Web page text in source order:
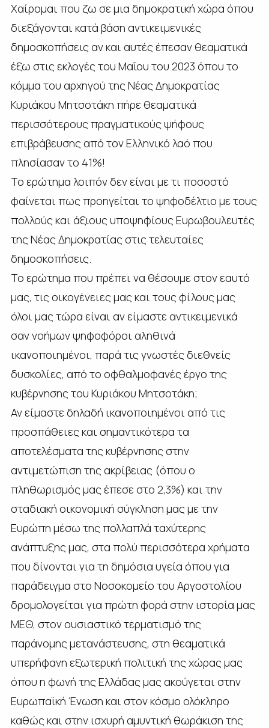
Χαίρομαι που ζω σε μια δημοκρατική χώρα όπου
διεξάγονται κατά βάση αντικειμενικές
δημοσκοπήσεις αν και αυτές έπεσαν θεαματικά
έξω στις εκλογές του Μαΐου του 2023 όπου το
κόμμα του αρχηγού της Νέας Δημοκρατίας
Κυριάκου Μητσοτάκη πήρε θεαματικά
περισσότερους πραγματικούς ψήφους
επιβράβευσης από τον Ελληνικό λαό που
πλησίασαν το 41%!
Το ερώτημα λοιπόν δεν είναι με τι ποσοστό
φαίνεται πως προηγείται το ψηφοδέλτιο με τους
πολλούς και άξιους υποψηφίους Ευρωβουλευτές
της Νέας Δημοκρατίας στις τελευταίες
δημοσκοπήσεις.
Το ερώτημα που πρέπει να θέσουμε στον εαυτό
μας, τις οικογένειες μας και τους φίλους μας
όλοι μας τώρα είναι αν είμαστε αντικειμενικά
σαν νοήμων ψηφοφόροι αληθινά
ικανοποιημένοι, παρά τις γνωστές διεθνείς
δυσκολίες, από το οφθαλμοφανές έργο της
κυβέρνησης του Κυριάκου Μητσοτάκη;
Αν είμαστε δηλαδή ικανοποιημένοι από τις
προσπάθειες και σημαντικότερα τα
αποτελέσματα της κυβέρνησης στην
αντιμετώπιση της ακρίβειας (όπου ο
πληθωρισμός μας έπεσε στο 2,3%) και την
σταδιακή οικονομική σύγκληση μας με την
Ευρώπη μέσω της πολλαπλά ταχύτερης
ανάπτυξης μας, στα πολύ περισσότερα χρήματα
που δίνονται για τη δημόσια υγεία όπου για
παράδειγμα στο Νοσοκομείο του Αργοστολίου
δρομολογείται για πρώτη φορά στην ιστορία μας
ΜΕΘ, στον ουσιαστικό τερματισμό της
παράνομης μετανάστευσης, στη θεαματικά
υπερήφανη εξωτερική πολιτική της χώρας μας
όπου η φωνή της Ελλάδας μας ακούγεται στην
Ευρωπαϊκή Ένωση και στον κόσμο ολόκληρο
καθώς και στην ισχυρή αμυντική θωράκιση της